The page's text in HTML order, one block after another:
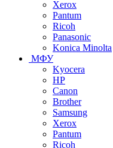
Xerox
Pantum
Ricoh
Panasonic
Konica Minolta
МФУ
Kyocera
HP
Canon
Brother
Samsung
Xerox
Pantum
Ricoh